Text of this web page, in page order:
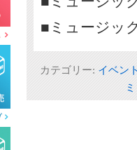
■ミュージッ
カテゴリー: イベン